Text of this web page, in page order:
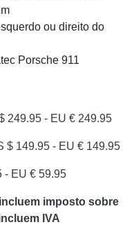
ou direito do
Porsche 911
249.95 - EU € 249.95
$ 149.95 - EU € 149.95
- EU € 59.95
imposto sobre
IVA